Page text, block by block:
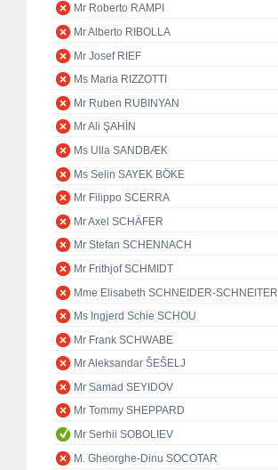
Mr Roberto RAMPI
Mr Alberto RIBOLLA
Mr Josef RIEF
Ms Maria RIZZOTTI
Mr Ruben RUBINYAN
Mr Ali ŞAHİN
Ms Ulla SANDBÆK
Ms Selin SAYEK BÖKE
Mr Filippo SCERRA
Mr Axel SCHÄFER
Mr Stefan SCHENNACH
Mr Frithjof SCHMIDT
Mme Elisabeth SCHNEIDER-SCHNEITER
Ms Ingjerd Schie SCHOU
Mr Frank SCHWABE
Mr Aleksandar ŠEŠELJ
Mr Samad SEYIDOV
Mr Tommy SHEPPARD
Mr Serhii SOBOLIEV
M. Gheorghe-Dinu SOCOTAR